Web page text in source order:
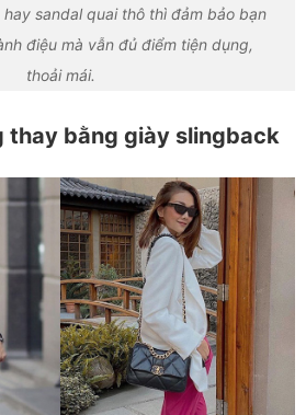
sandal quai thô thì đảm bảo bạn
điệu mà vẫn đủ điểm tiện dụng,
thoải mái.
thay bằng giày slingback